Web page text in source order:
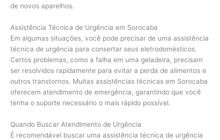
de novos aparelhos.
Assistência Técnica de Urgência em Sorocaba
Em algumas situações, você pode precisar de uma assistência
técnica de urgência para consertar seus eletrodomésticos.
Certos problemas, como a falha em uma geladeira, precisam
ser resolvidos rapidamente para evitar a perda de alimentos e
outros transtornos. Muitas assistências técnicas em Sorocaba
oferecem atendimento de emergência, garantindo que você
tenha o suporte necessário o mais rápido possível.
Quando Buscar Atendimento de Urgência
É recomendável buscar uma assistência técnica de urgência